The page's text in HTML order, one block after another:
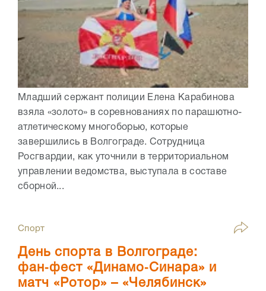
Младший сержант полиции Елена Карабинова
взяла «золото» в соревнованиях по парашютно-
атлетическому многоборью, которые
завершились в Волгограде. Сотрудница
Росгвардии, как уточнили в территориальном
управлении ведомства, выступала в составе
сборной...
Спорт
День спорта в Волгограде:
фан‑фест «Динамо‑Синара» и
матч «Ротор» – «Челябинск»